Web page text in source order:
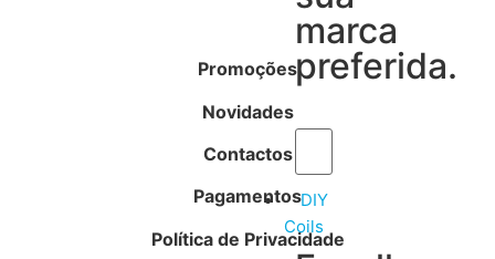
marca
preferida.
DIY
Coils
Promoções
Novidades
Contactos
Pagamentos
Política de Privacidade